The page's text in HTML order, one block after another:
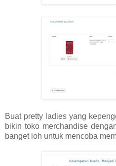
Buat pretty ladies yang
bikin toko merchandise
banget loh untuk mencoba